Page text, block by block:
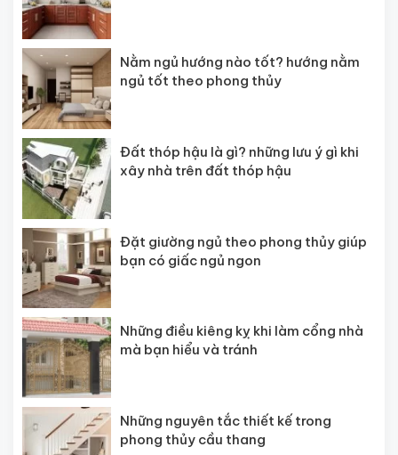
Nằm ngủ hướng nào tốt? hướng nằm
ngủ tốt theo phong thủy
Đất thóp hậu là gì? những lưu ý gì khi
xây nhà trên đất thóp hậu
Đặt giường ngủ theo phong thủy giúp
bạn có giấc ngủ ngon
Những điều kiêng kỵ khi làm cổng nhà
mà bạn hiểu và tránh
Những nguyên tắc thiết kế trong
phong thủy cầu thang